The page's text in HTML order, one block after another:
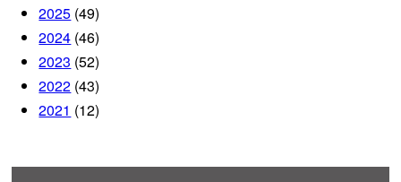
2025 (49)
2024 (46)
2023 (52)
2022 (43)
2021 (12)